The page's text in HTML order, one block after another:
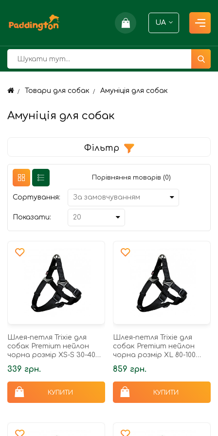
UA
Товари для собак Амуніція для собак
Амуніція для собак
Фільтр
Порівняння товарів (0)
Сортування:
Показати:
Шлея-петля Trixie для
собак Premium нейлон
чорна розмір XS-S 30-40
см/10 мм
339 грн.
КУПИТИ
Шлея-петля Trixie для
собак Premium нейлон
чорна розмір XL 80-100
см/25 мм
859 грн.
КУПИТИ